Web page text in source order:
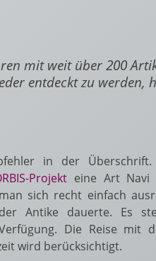
mit weit über 200
entdeckt zu werden,
in der Überschrift.
Projekt eine Art Navi
sich recht einfach
Antike dauerte. Es
Die Reise mit
wird berücksichtigt.